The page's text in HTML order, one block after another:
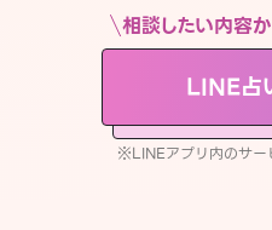
相談したい内容
LINE占
※LINEアプリ内のサー